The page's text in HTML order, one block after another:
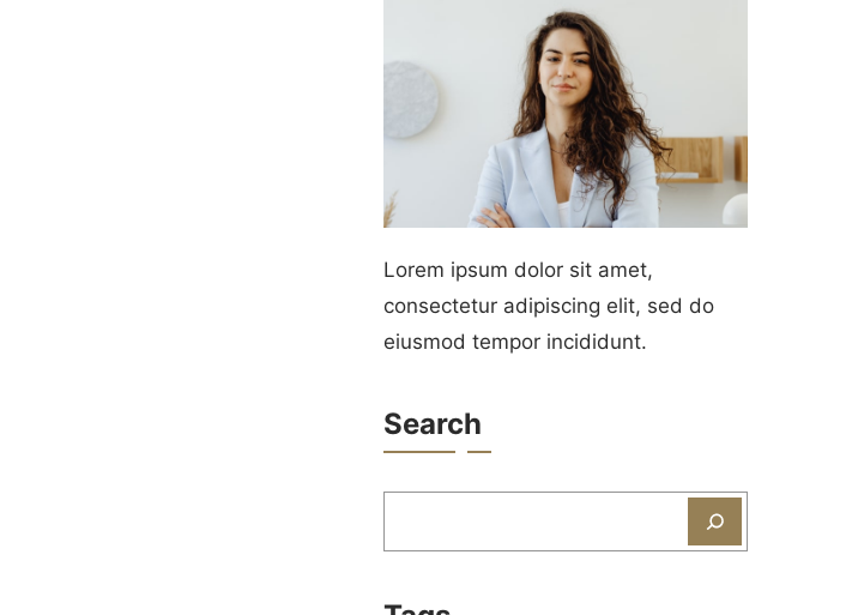
Lorem ipsum dolor sit amet,
consectetur adipiscing elit, sed do
eiusmod tempor incididunt.
Search